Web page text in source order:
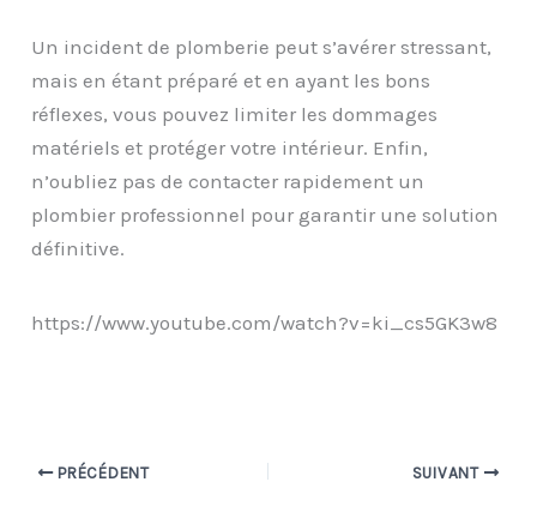
Un incident de plomberie peut s’avérer stressant,
mais en étant préparé et en ayant les bons
réflexes, vous pouvez limiter les dommages
matériels et protéger votre intérieur. Enfin,
n’oubliez pas de contacter rapidement un
plombier professionnel pour garantir une solution
définitive.
https://www.youtube.com/watch?v=ki_cs5GK3w8
PRÉCÉDENT SUIVANT